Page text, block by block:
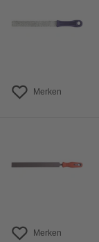
Merken
Merken